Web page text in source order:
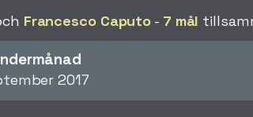
Francesco Caputo - 7 mål
2017